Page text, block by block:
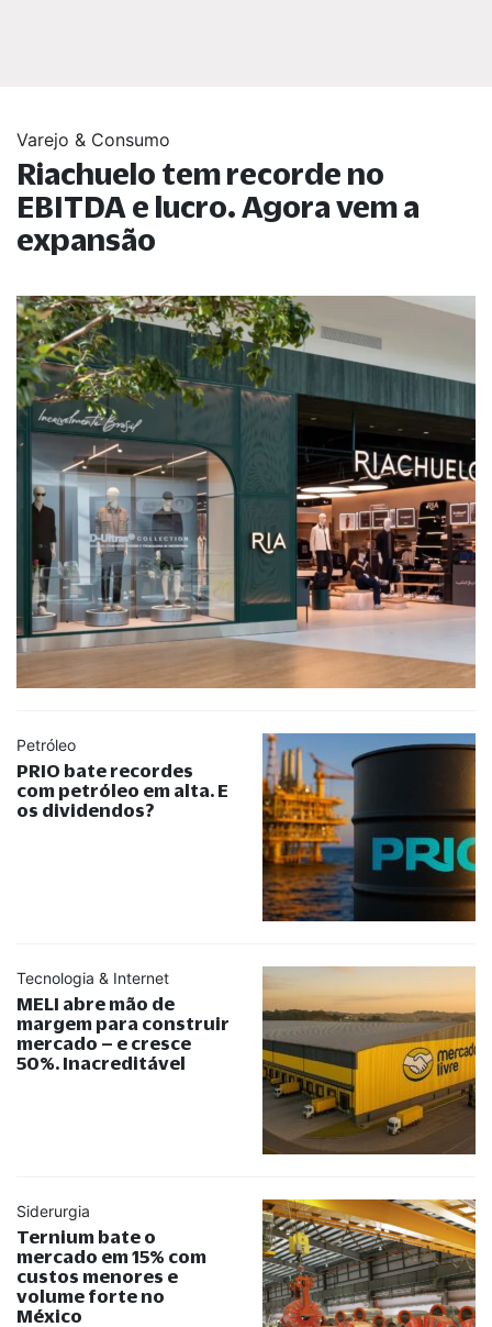
Varejo & Consumo
Riachuelo tem recorde no
EBITDA e lucro. Agora vem a
expansão
Petróleo
PRIO bate recordes
com petróleo em alta. E
os dividendos?
Tecnologia & Internet
MELI abre mão de
margem para construir
mercado – e cresce
50%. Inacreditável
Siderurgia
Ternium bate o
mercado em 15% com
custos menores e
volume forte no
México